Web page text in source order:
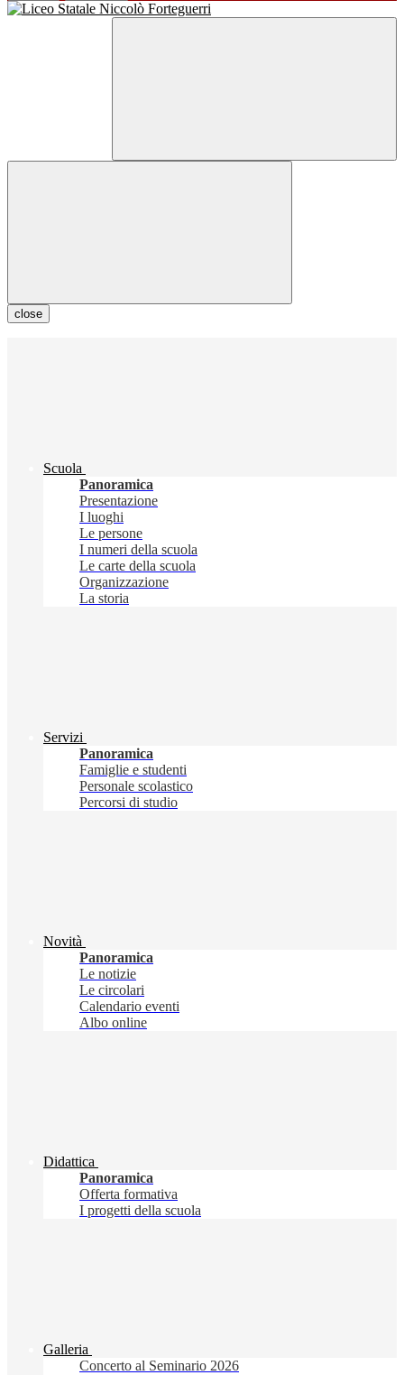
close
Scuola
Panoramica
Presentazione
I luoghi
Le persone
I numeri della scuola
Le carte della scuola
Organizzazione
La storia
Servizi
Panoramica
Famiglie e studenti
Personale scolastico
Percorsi di studio
Novità
Panoramica
Le notizie
Le circolari
Calendario eventi
Albo online
Didattica
Panoramica
Offerta formativa
I progetti della scuola
Galleria
Concerto al Seminario 2026